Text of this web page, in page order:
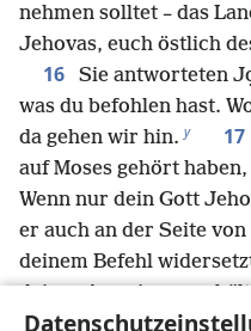
nehmen solltet – das
Jehovas, euch östlich
16
Sie antworteten
was du befohlen hast.
da gehen wir hin. y 17
auf Moses gehört
Wenn nur dein Gott
er auch an der Seite von
deinem Befehl
deiner Anweisungen
jeden Fall mutig und